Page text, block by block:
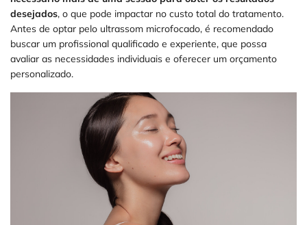
desejados, o que pode impactar no custo total do tratamento.
Antes de optar pelo ultrassom microfocado, é recomendado
buscar um profissional qualificado e experiente, que possa
avaliar as necessidades individuais e oferecer um orçamento
personalizado.